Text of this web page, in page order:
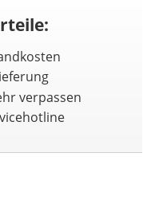
verpassen